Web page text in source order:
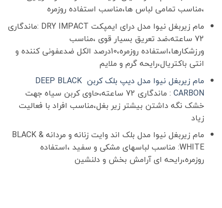
،مناسب تمامی لباس ها،مناسب استفاده روزمره
مام زیربغل نیوا مدل درای ایمپکت DRY IMPACT :ماندگاری
72 ساعته،ضد تعریق بسیار قوی ،مناسب
ورزشکارها،استفاده روزمره،10درصد الکل ضدعفونی کننده و
انتی باکتریال،رایحه گرم و ملایم
مام زیربغل نیوا مدل دیپ بلک کربن DEEP BLACK
CARBON
: ماندگاری 72 ساعته،حاوی کربن سیاه جهت
خشک نگه داشتن بیشتر زیر بغل،مناسب افراد با فعالیت
زیاد
مام زیربغل نیوا مدل بلک اند وایت زنانه و مردانه BLACK &
WHITE: مناسب لباسهای مشکی و سفید ،استفاده
روزمره،رایحه ای آرامش بخش و دلنشین